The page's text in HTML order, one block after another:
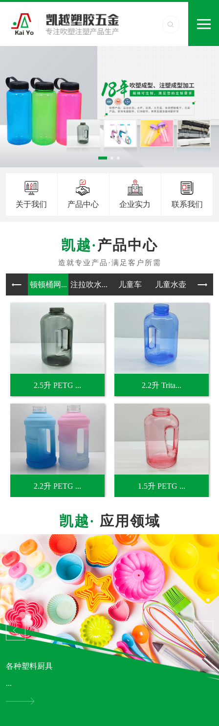
关于我们 产品中心 企业实力 联系我们
产品中心
顿顿桶网... 注拉吹水... 儿童车 儿童水壶 吹塑
2.5升 PETG ... 2.2升 Trita...
2.2升 PETG ... 1.5升 PETG ...
应用领域
各种塑料厨具
...